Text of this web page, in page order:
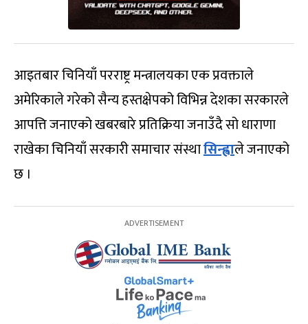
आइतबार चिनियाँ परराष्ट्र मन्त्रालयका एक प्रवक्ताले
अमेरिकाले गरेको सैन्य हस्तक्षेपको विभिन्न देशका सरकारले
आपत्ति जनाएको खबरबारे प्रतिक्रिया जनाउँदै सो धाराणा
राखेका चिनियाँ सरकारी समाचार संस्थासिन्ह्वाले जनाएको
छ ।